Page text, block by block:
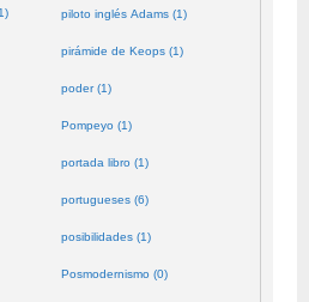
piloto inglés Adams (1)
pirámide de Keops (1)
poder (1)
Pompeyo (1)
portada libro (1)
portugueses (6)
posibilidades (1)
Posmodernismo (0)